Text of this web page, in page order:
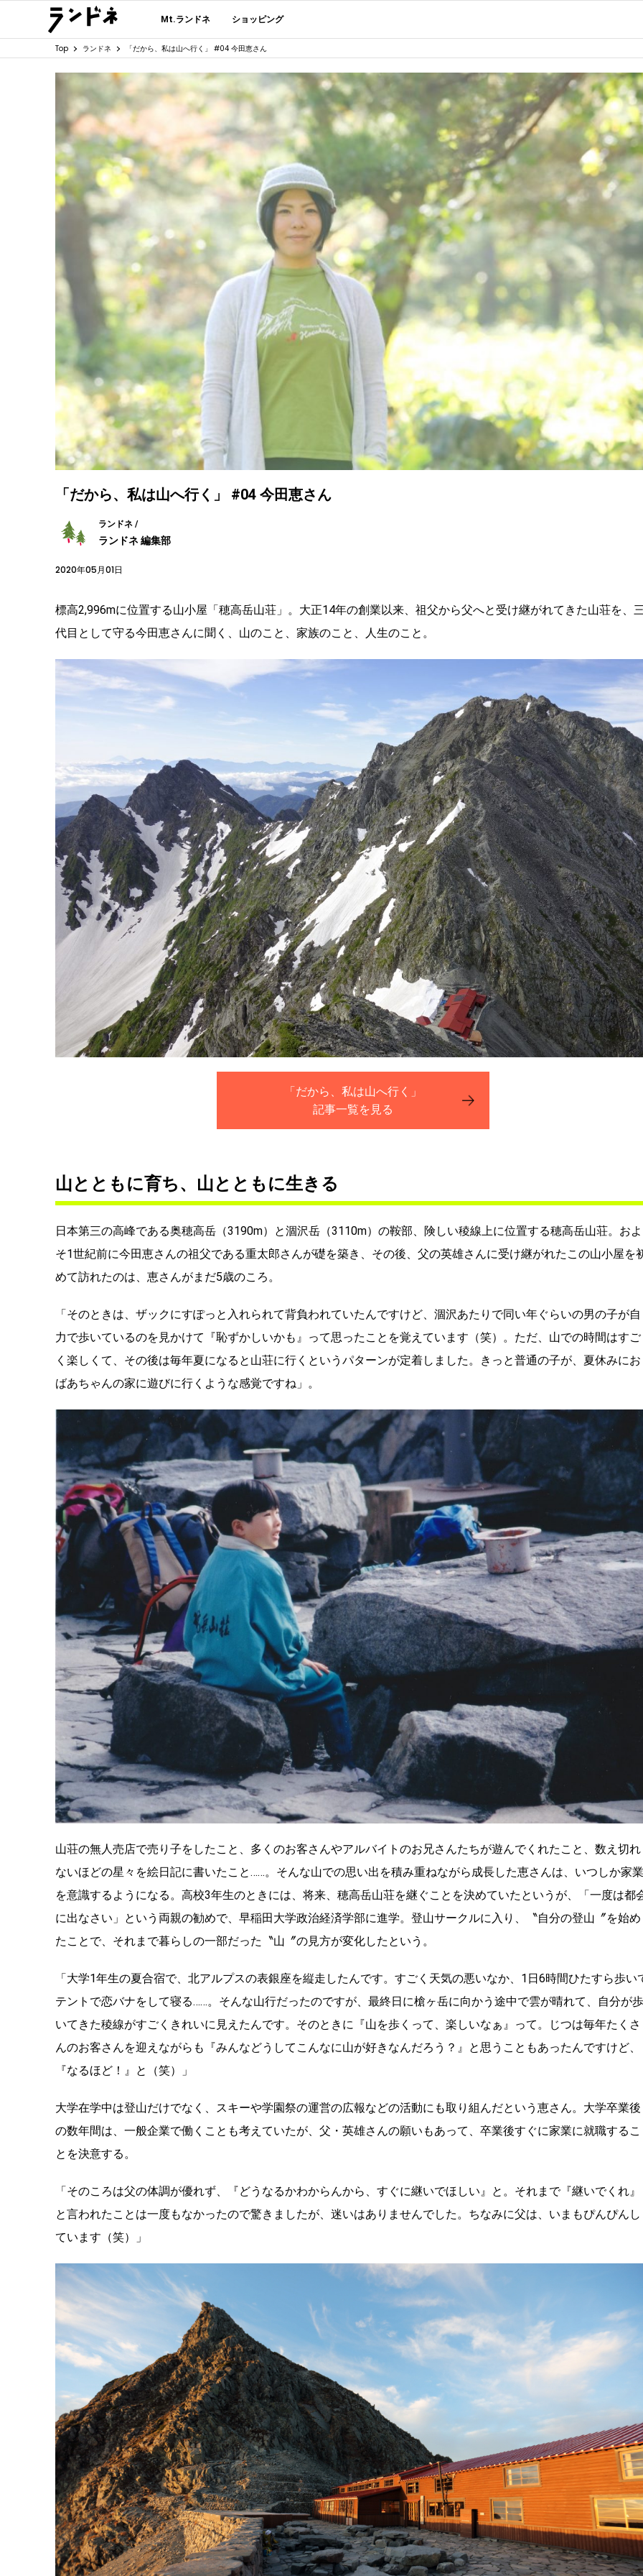
Mt.ランドネ ショッピング
Top ランドネ 「だから、私は山へ行く」 #04 今田恵さん
「だから、私は山へ行く」 #04 今田恵さん
ランドネ /
ランドネ 編集部
2020年05月01日
標高2,996mに位置する山小屋「穂高岳山荘」。大正14年の創業以来、祖父から父へと受け継がれてきた山荘を、
代目として守る今田恵さんに聞く、山のこと、家族のこと、人生のこと。
「だから、私は山へ行く」
記事一覧を見る
山とともに育ち、山とともに生きる
日本第三の高峰である奥穂高岳（3190m）と涸沢岳（3110m）の鞍部、険しい稜線上に位置する穂高岳山荘。およ
そ1世紀前に今田恵さんの祖父である重太郎さんが礎を築き、その後、父の英雄さんに受け継がれたこの山小屋を
めて訪れたのは、恵さんがまだ5歳のころ。
「そのときは、ザックにすぽっと入れられて背負われていたんですけど、涸沢あたりで同い年ぐらいの男の子が自
力で歩いているのを見かけて『恥ずかしいかも』って思ったことを覚えています（笑）。ただ、山での時間はすご
く楽しくて、その後は毎年夏になると山荘に行くというパターンが定着しました。きっと普通の子が、夏休みにお
ばあちゃんの家に遊びに行くような感覚ですね」。
山荘の無人売店で売り子をしたこと、多くのお客さんやアルバイトのお兄さんたちが遊んでくれたこと、数え切れ
ないほどの星々を絵日記に書いたこと……。そんな山での思い出を積み重ねながら成長した恵さんは、いつしか家業
を意識するようになる。高校3年生のときには、将来、穂高岳山荘を継ぐことを決めていたというが、「一度は都
に出なさい」という両親の勧めで、早稲田大学政治経済学部に進学。登山サークルに入り、〝自分の登山〞を始め
たことで、それまで暮らしの一部だった〝山〞の見方が変化したという。
「大学1年生の夏合宿で、北アルプスの表銀座を縦走したんです。すごく天気の悪いなか、1日6時間ひたすら歩い
テントで恋バナをして寝る……。そんな山行だったのですが、最終日に槍ヶ岳に向かう途中で雲が晴れて、自分が歩
いてきた稜線がすごくきれいに見えたんです。そのときに『山を歩くって、楽しいなぁ』って。じつは毎年たくさ
んのお客さんを迎えながらも『みんなどうしてこんなに山が好きなんだろう？』と思うこともあったんですけど、
『なるほど！』と（笑）」
大学在学中は登山だけでなく、スキーや学園祭の運営の広報などの活動にも取り組んだという恵さん。大学卒業後
の数年間は、一般企業で働くことも考えていたが、父・英雄さんの願いもあって、卒業後すぐに家業に就職するこ
とを決意する。
「そのころは父の体調が優れず、『どうなるかわからんから、すぐに継いでほしい』と。それまで『継いでくれ』
と言われたことは一度もなかったので驚きましたが、迷いはありませんでした。ちなみに父は、いまもぴんぴんし
ています（笑）」